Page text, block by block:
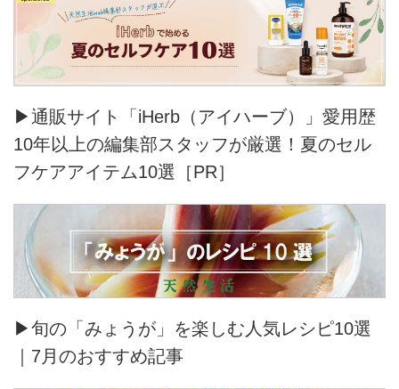
▶通販サイト「iHerb（アイハーブ）」愛用歴
10年以上の編集部スタッフが厳選！夏のセル
フケアアイテム10選［PR］
▶旬の「みょうが」を楽しむ人気レシピ10選
｜7月のおすすめ記事